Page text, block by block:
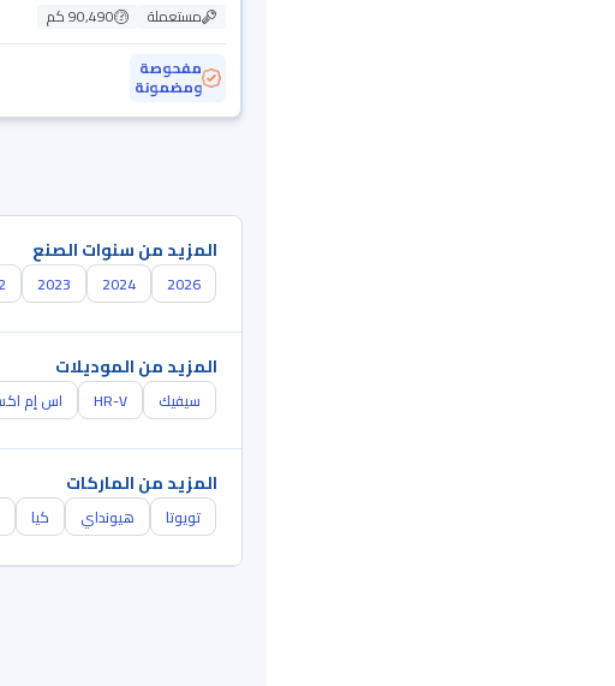
مستعملة
90,490 كم
مفحوصة
ومضمونة
المزيد من سنوات الصنع
2026
2024
2023
المزيد من الموديلات
سيفيك HR-V اس إم
المزيد من الماركات
تويوتا هيونداي كيا